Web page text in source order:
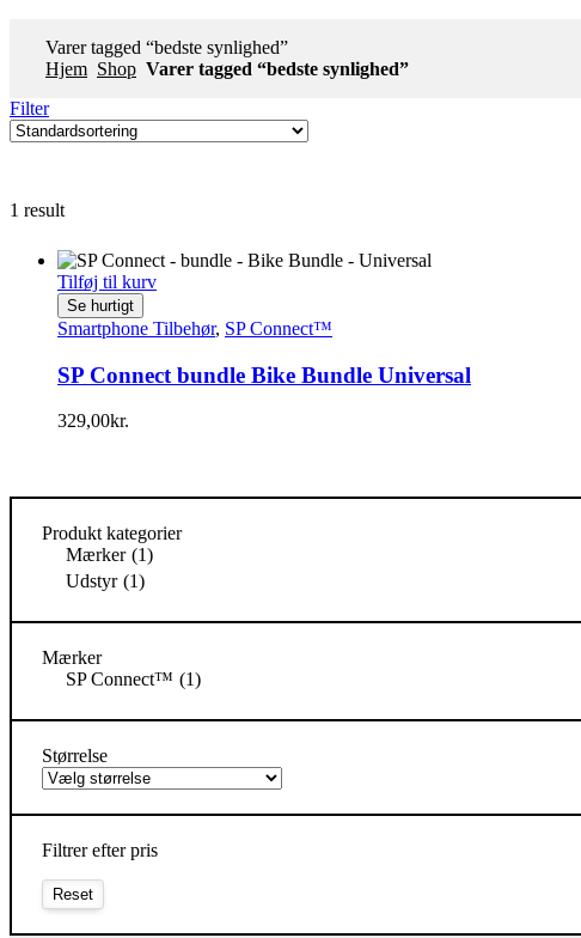
Varer tagged “bedste synlighed”
Hjem Shop Varer tagged “bedste synlighed”
Filter
1 result
Tilføj til kurv
Se hurtigt
Smartphone Tilbehør, SP Connect™
SP Connect bundle Bike Bundle Universal
329,00kr.
Produkt kategorier
Mærker (1)
Udstyr (1)
Mærker
SP Connect™ (1)
Størrelse
Filtrer efter pris